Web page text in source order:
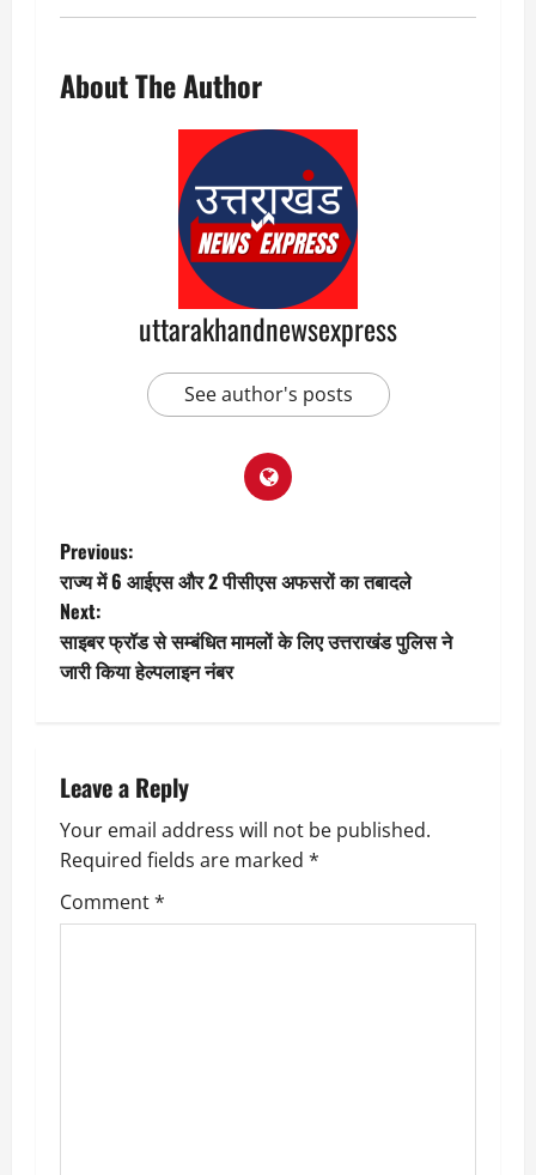
About The Author
uttarakhandnewsexpress
See author's posts
P
o
s
a
v
i
Previous:
राज्य में 6 आईएस और 2 पीसीएस अफसरों का तबादले
Next:
साइबर फ्रॉड से सम्बंधित मामलों के लिए उत्तराखंड पुलिस ने
जारी किया हेल्पलाइन नंबर
Leave a Reply
Your email address will not be published.
Required fields are marked *
Comment*